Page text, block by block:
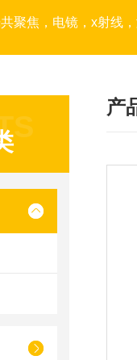
，x射线，激光捕获显微切割，荧光成像
产